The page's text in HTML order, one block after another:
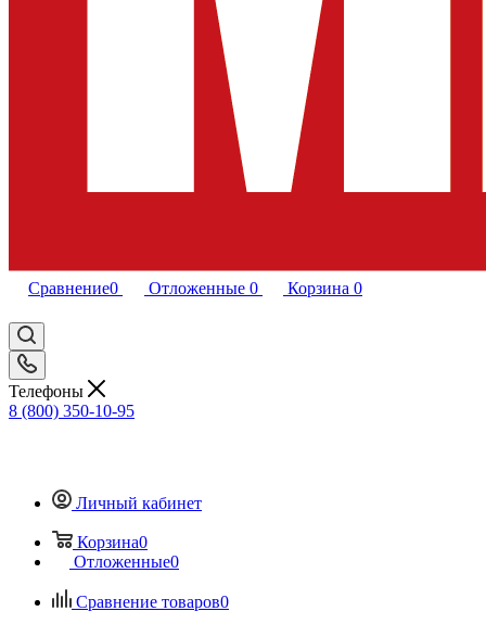
Сравнение0 Отложенные 0 Корзина 0
Телефоны
8 (800) 350-10-95
Личный кабинет
Корзина0
Отложенные0
Сравнение товаров0